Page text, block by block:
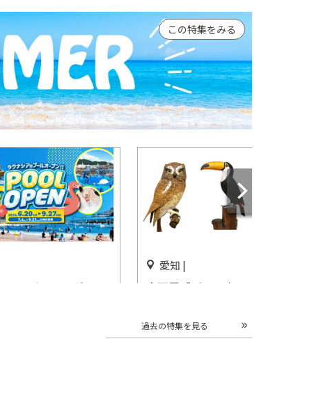
この特集をみる
テンボス・ラグナシ
愛知 |
企画展「バードカービングの
～」半田市立博物館で開催
開催中
過去の特集を見る